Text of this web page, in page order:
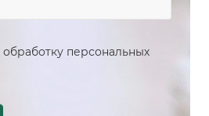
обработку персональных